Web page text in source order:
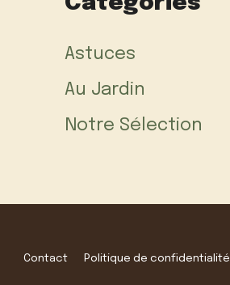
Astuces
Au Jardin
Notre Sélection
Contact Politique de confidentialité